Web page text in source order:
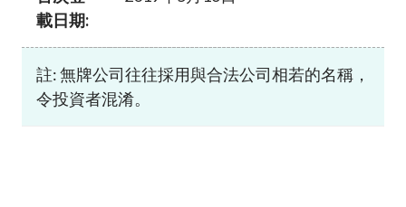
載日期:
註: 無牌公司往往採用與合法公司相若的名稱，
令投資者混淆。